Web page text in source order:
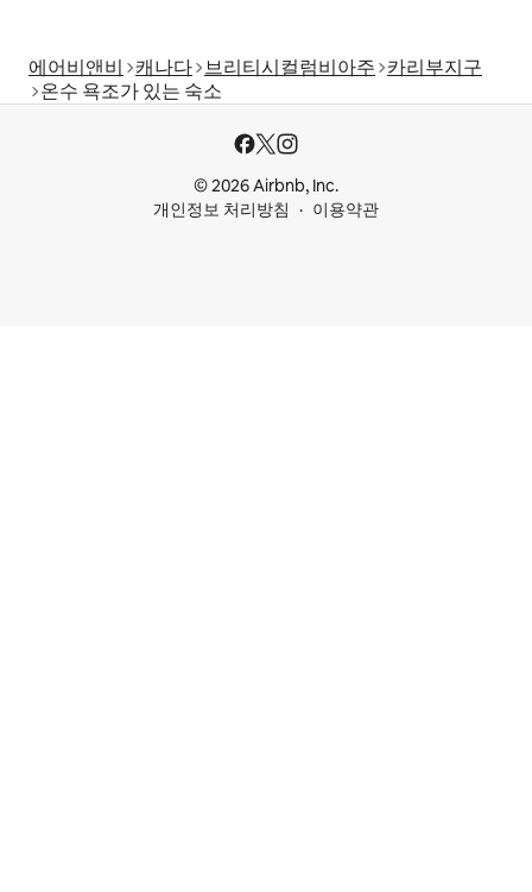
에어비앤비 캐나다 브리티시컬럼비아주 카리부지구
온수 욕조가 있는 숙소
© 2026 Airbnb, Inc.
개인정보 처리방침
이용약관